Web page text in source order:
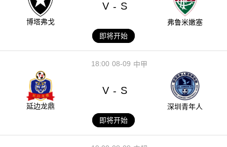
博塔弗戈
V - S
弗鲁米嫩塞
即将开始
08-09
18:00 中甲
延边龙鼎
V - S
深圳青年人
即将开始